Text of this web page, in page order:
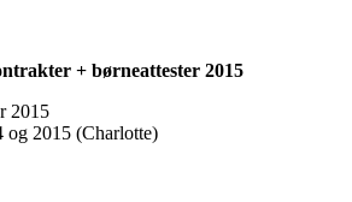
+ børneattester 2015
2015
og 2015 (Charlotte)